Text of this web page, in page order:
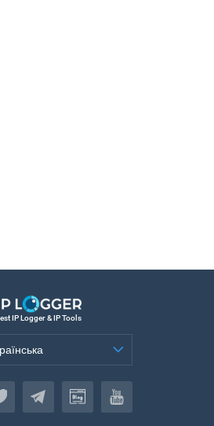
IP Logger & IP Tools